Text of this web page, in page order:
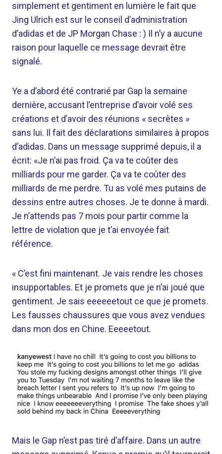
simplement et gentiment en lumière le fait que
Jing Ulrich est sur le conseil d’administration
d’adidas et de JP Morgan Chase : ) Il n’y a aucune
raison pour laquelle ce message devrait être
signalé.
Ye a d’abord été contrarié par Gap la semaine
dernière, accusant l’entreprise d’avoir volé ses
créations et d’avoir des réunions « secrètes »
sans lui. Il fait des déclarations similaires à propos
d’adidas. Dans un message supprimé depuis, il a
écrit: «Je n’ai pas froid. Ça va te coûter des
milliards pour me garder. Ça va te coûter des
milliards de me perdre. Tu as volé mes putains de
dessins entre autres choses. Je te donne à mardi.
Je n’attends pas 7 mois pour partir comme la
lettre de violation que je t’ai envoyée fait
référence.
« C’est fini maintenant. Je vais rendre les choses
insupportables. Et je promets que je n’ai joué que
gentiment. Je sais eeeeeetout ce que je promets.
Les fausses chaussures que vous avez vendues
dans mon dos en Chine. Eeeeetout.
Mais le Gap n’est pas tiré d’affaire. Dans un autre